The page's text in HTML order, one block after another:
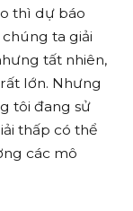
thì dự báo
ta giải
tất nhiên,
lớn. Nhưng
tôi đang sử
thấp có thể
các mô